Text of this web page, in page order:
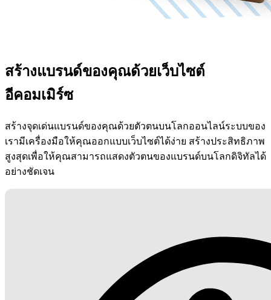
สร้างแบรนด์ของคุณด้วยเว็บไซต์
อีคอมเมิร์ซ
สร้างจุดเด่นแบรนด์ของคุณด้วยตัวตนบนโลกออนไลน์ระบบของ
เรามีเครื่องมือให้คุณออกแบบเว็บไซต์ได้ง่าย สร้างประสิทธิภาพ
สูงสุดเพื่อให้คุณสามารถแสดงตัวตนของแบรนด์บนโลกดิจิทัลได้
อย่างชัดเจน